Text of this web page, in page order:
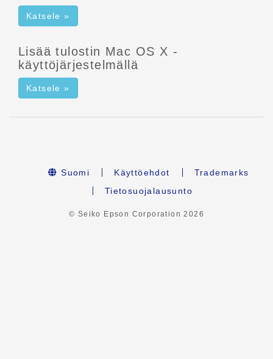
Katsele »
Lisää tulostin Mac OS X -
käyttöjärjestelmällä
Katsele »
Suomi Käyttöehdot
Trademarks
Tietosuojalausunto
© Seiko Epson Corporation2026